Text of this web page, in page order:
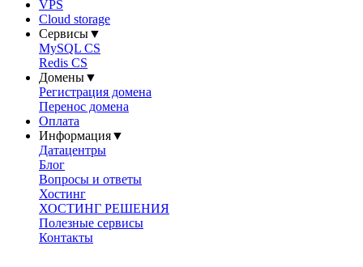
VPS
Cloud storage
Сервисы▼
MySQL CS
Redis CS
Домены▼
Регистрация домена
Перенос домена
Оплата
Информация▼
Датацентры
Блог
Вопросы и ответы
Хостинг
ХОСТИНГ РЕШЕНИЯ
Полезные сервисы
Контакты